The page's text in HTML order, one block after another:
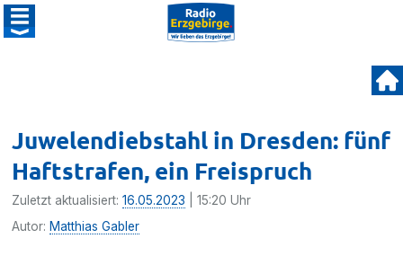
Juwelendiebstahl in Dresden: fünf
Haftstrafen, ein Freispruch
Zuletzt aktualisiert:16.05.2023 | 15:20 Uhr
Autor: Matthias Gabler